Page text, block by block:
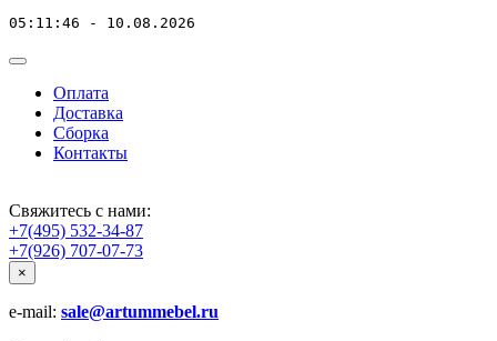
05:11:46 - 10.08.2026
Оплата
Доставка
Сборка
Контакты
Свяжитесь с нами:
+7(495) 532-34-87
+7(926) 707-07-73
×
e-mail: sale@artummebel.ru